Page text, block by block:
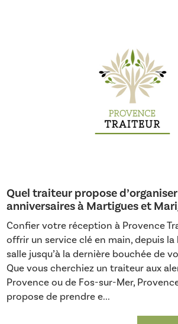
Quel traiteur propose
anniversaires à Martigues et
Confier votre réception à Provence
offrir un service clé en main, depuis
salle jusqu’à la dernière bouchée de
Que vous cherchiez un traiteur aux
Provence ou de Fos-sur-Mer,
propose de prendre e...